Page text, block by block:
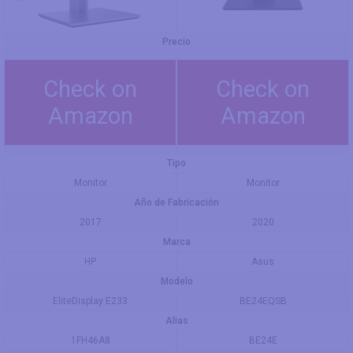
Precio
Check on
Amazon
Check on
Amazon
Tipo
Monitor
Monitor
Año de Fabricación
2017
2020
Marca
HP
Asus
Modelo
EliteDisplay E233
BE24EQSB
Alias
1FH46A8
BE24E